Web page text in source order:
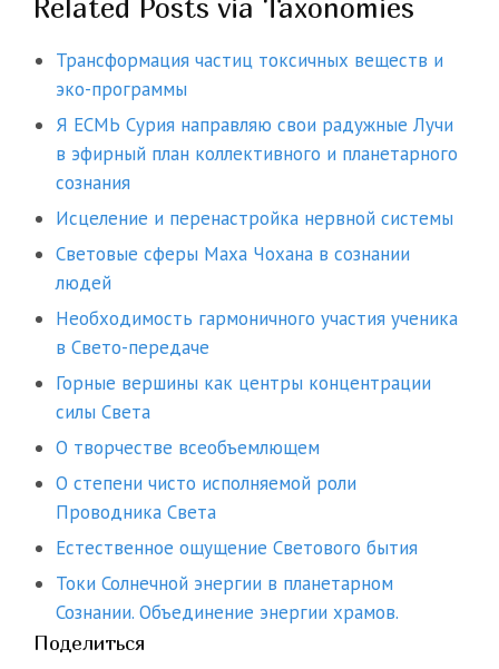
Related Posts via Taxonomies
Трансформация частиц токсичных веществ и
эко-программы
Я ЕСМЬ Сурия направляю свои радужные Лучи
в эфирный план коллективного и планетарного
сознания
Исцеление и перенастройка нервной системы
Световые сферы Маха Чохана в сознании
людей
Необходимость гармоничного участия ученика
в Свето-передаче
Горные вершины как центры концентрации
силы Света
О творчестве всеобъемлющем
О степени чисто исполняемой роли
Проводника Света
Естественное ощущение Светового бытия
Токи Солнечной энергии в планетарном
Сознании. Объединение энергии храмов.
Поделиться